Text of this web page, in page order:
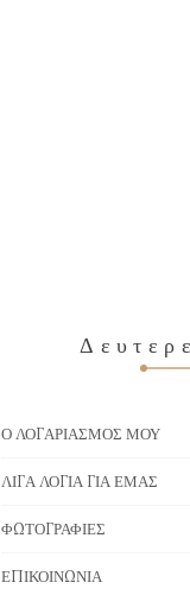
Ο ΛΟΓΑΡΙΑΣΜΌΣ ΜΟΥ
ΛΊΓΑ ΛΌΓΙΑ ΓΙΑ ΕΜΆΣ
ΦΩΤΟΓΡΑΦΊΕΣ
ΕΠΙΚΟΙΝΩΝΊΑ